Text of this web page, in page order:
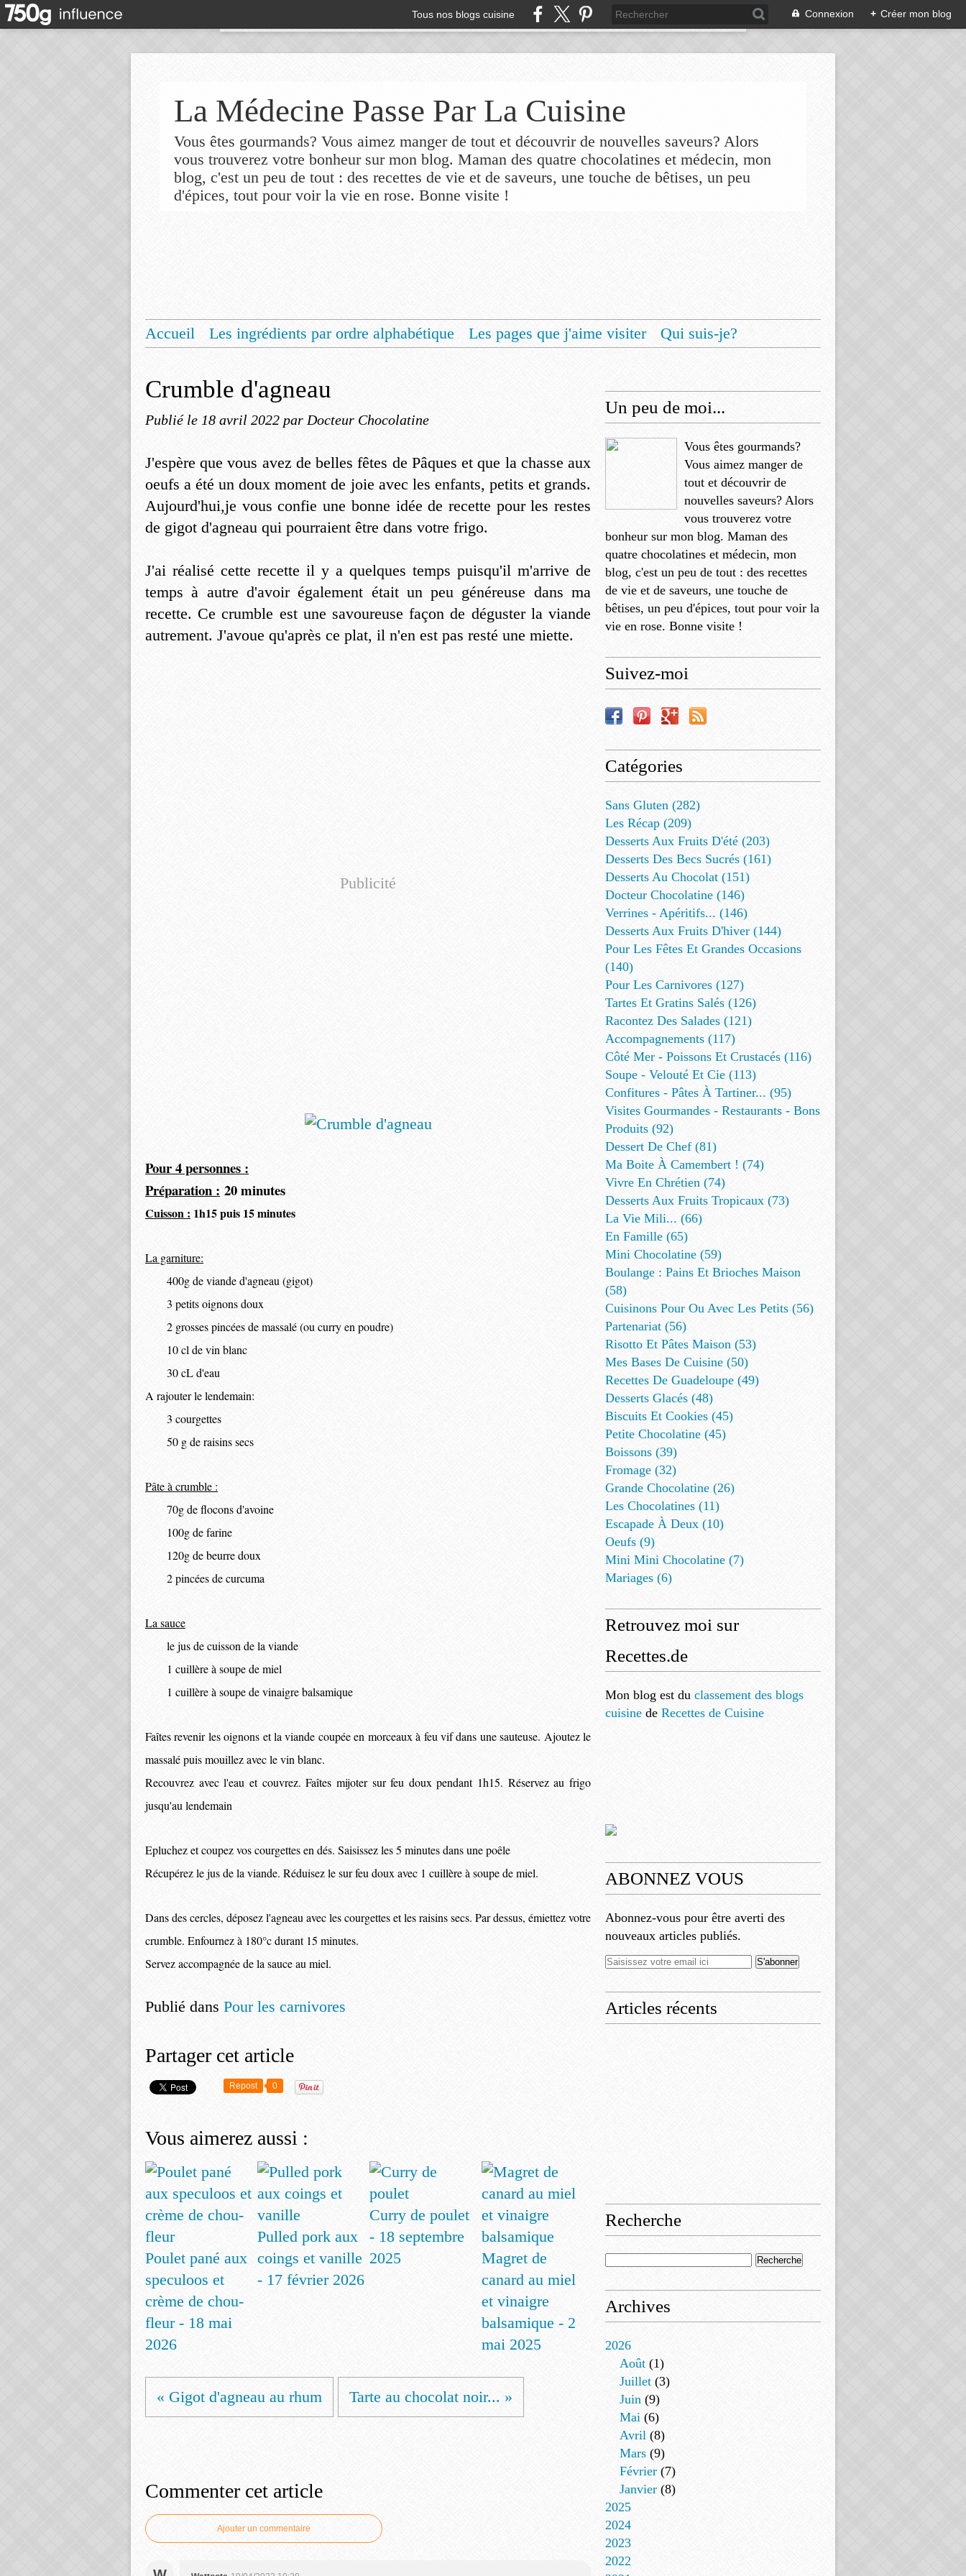
Tous nos blogs cuisine Connexion + Créer mon blog
La Médecine Passe Par La Cuisine
Vous êtes gourmands? Vous aimez manger de tout et découvrir de nouvelles saveurs? Alors
vous trouverez votre bonheur sur mon blog. Maman des quatre chocolatines et médecin, mon
blog, c'est un peu de tout : des recettes de vie et de saveurs, une touche de bêtises, un peu
d'épices, tout pour voir la vie en rose. Bonne visite !
Accueil Les ingrédients par ordre alphabétique Les pages que j'aime visiter
Qui suis-je?
Crumble d'agneau
Publié le 18 avril 2022 par Docteur Chocolatine
J'espère que vous avez de belles fêtes de Pâques et que la chasse aux
oeufs a été un doux moment de joie avec les enfants, petits et grands.
Aujourd'hui,je vous confie une bonne idée de recette pour les restes
de gigot d'agneau qui pourraient être dans votre frigo.
J'ai réalisé cette recette il y a quelques temps puisqu'il m'arrive de
temps à autre d'avoir également était un peu généreuse dans ma
recette. Ce crumble est une savoureuse façon de déguster la viande
autrement. J'avoue qu'après ce plat, il n'en est pas resté une miette.
Publicité
Pour 4 personnes :
Préparation : 20 minutes
Cuisson : 1h15 puis 15 minutes
La garniture:
400g de viande d'agneau (gigot)
3 petits oignons doux
2 grosses pincées de massalé (ou curry en poudre)
10 cl de vin blanc
30 cL d'eau
A rajouter le lendemain:
3 courgettes
50 g de raisins secs
Pâte à crumble :
70g de flocons d'avoine
100g de farine
120g de beurre doux
2 pincées de curcuma
La sauce
le jus de cuisson de la viande
1 cuillère à soupe de miel
1 cuillère à soupe de vinaigre balsamique
Faîtes revenir les oignons et la viande coupée en morceaux à feu vif dans une sauteuse. Ajoutez le
massalé puis mouillez avec le vin blanc.
Recouvrez avec l'eau et couvrez. Faîtes mijoter sur feu doux pendant 1h15. Réservez au frigo
jusqu'au lendemain
Epluchez et coupez vos courgettes en dés. Saisissez les 5 minutes dans une poêle
Récupérez le jus de la viande. Réduisez le sur feu doux avec 1 cuillère à soupe de miel.
Dans des cercles, déposez l'agneau avec les courgettes et les raisins secs. Par dessus, émiettez votre
crumble. Enfournez à 180°c durant 15 minutes.
Servez accompagnée de la sauce au miel.
Publié dans Pour les carnivores
Partager cet article
Repost 0
Vous aimerez aussi :
Poulet pané aux
speculoos et
crème de chou-
fleur - 18 mai
2026
Pulled pork aux
coings et vanille
- 17 février 2026
Curry de poulet
- 18 septembre
2025
Magret de
canard au miel
et vinaigre
balsamique - 2
mai 2025
« Gigot d'agneau au rhum Tarte au chocolat noir... »
Commenter cet article
Ajouter un commentaire
Un peu de moi...
Vous êtes gourmands?
Vous aimez manger de
tout et découvrir de
nouvelles saveurs? Alors
vous trouverez votre
bonheur sur mon blog. Maman des
quatre chocolatines et médecin, mon
blog, c'est un peu de tout : des recettes
de vie et de saveurs, une touche de
bêtises, un peu d'épices, tout pour voir la
vie en rose. Bonne visite !
Suivez-moi
Catégories
Sans Gluten (282)
Les Récap (209)
Desserts Aux Fruits D'été (203)
Desserts Des Becs Sucrés (161)
Desserts Au Chocolat (151)
Docteur Chocolatine (146)
Verrines - Apéritifs... (146)
Desserts Aux Fruits D'hiver (144)
Pour Les Fêtes Et Grandes Occasions
(140)
Pour Les Carnivores (127)
Tartes Et Gratins Salés (126)
Racontez Des Salades (121)
Accompagnements (117)
Côté Mer - Poissons Et Crustacés (116)
Soupe - Velouté Et Cie (113)
Confitures - Pâtes À Tartiner... (95)
Visites Gourmandes - Restaurants - Bons
Produits (92)
Dessert De Chef (81)
Ma Boite À Camembert ! (74)
Vivre En Chrétien (74)
Desserts Aux Fruits Tropicaux (73)
La Vie Mili... (66)
En Famille (65)
Mini Chocolatine (59)
Boulange : Pains Et Brioches Maison
(58)
Cuisinons Pour Ou Avec Les Petits (56)
Partenariat (56)
Risotto Et Pâtes Maison (53)
Mes Bases De Cuisine (50)
Recettes De Guadeloupe (49)
Desserts Glacés (48)
Biscuits Et Cookies (45)
Petite Chocolatine (45)
Boissons (39)
Fromage (32)
Grande Chocolatine (26)
Les Chocolatines (11)
Escapade À Deux (10)
Oeufs (9)
Mini Mini Chocolatine (7)
Mariages (6)
Retrouvez moi sur
Recettes.de
Mon blog est du classement des blogs
cuisine de Recettes de Cuisine
ABONNEZ VOUS
Abonnez-vous pour être averti des
nouveaux articles publiés.
Articles récents
Recherche
Archives
2026
Août (1)
Juillet (3)
Juin (9)
Mai (6)
Avril (8)
Mars (9)
Février (7)
Janvier (8)
2025
2024
2023
2022